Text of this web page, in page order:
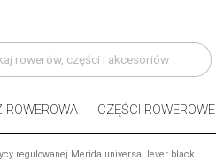
ROWEROWA CZĘŚCI ROWEROWE
regulowanej Merida universal lever black